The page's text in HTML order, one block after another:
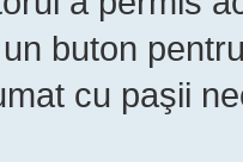
buton
cu paşii